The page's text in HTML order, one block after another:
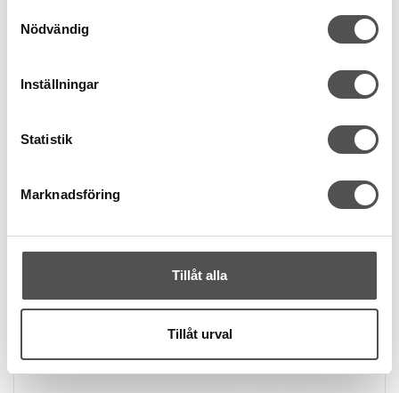
Nödvändig
Inställningar
Statistik
Marknadsföring
Tillåt alla
Tillåt urval
KÖP